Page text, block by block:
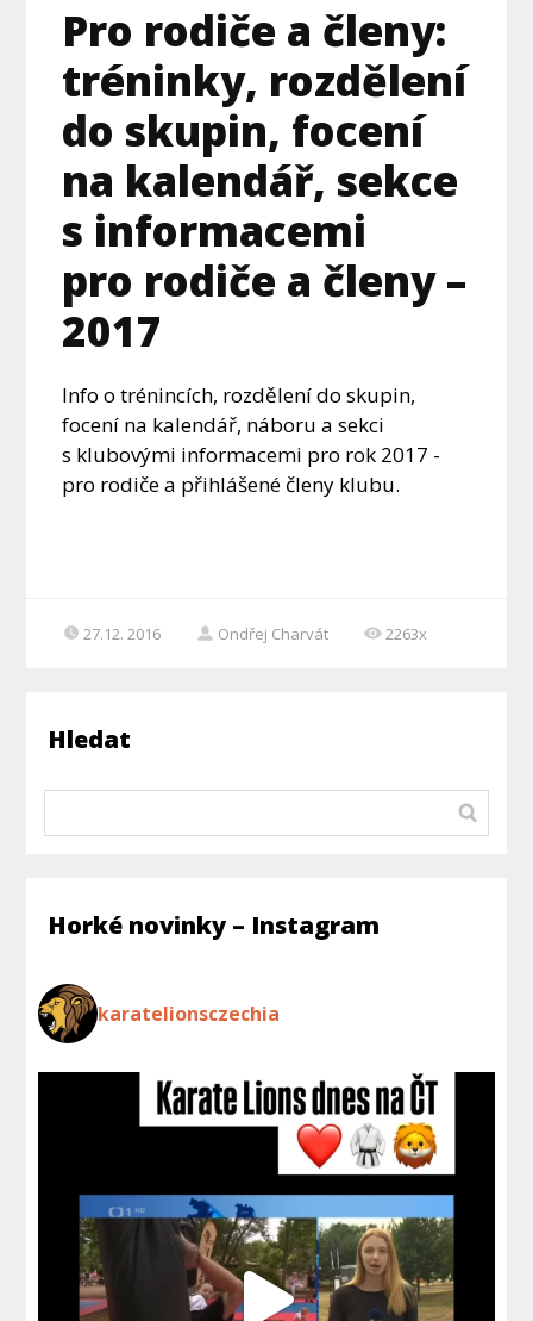
Pro rodiče a členy:
tréninky, rozdělení
do skupin, focení
na kalendář, sekce
s informacemi
pro rodiče a členy –
2017
Info o trénincích, rozdělení do skupin,
focení na kalendář, náboru a sekci
s klubovými informacemi pro rok 2017 -
pro rodiče a přihlášené členy klubu.
27.12. 2016 Ondřej Charvát 2263x
Hledat
Horké novinky – Instagram
karatelionsczechia